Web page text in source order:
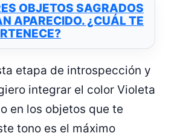
OBJETOS SAGRADOS
APARECIDO. ¿CUÁL TE
etapa de introspección y
integrar el color Violeta
en los objetos que te
tono es el máximo